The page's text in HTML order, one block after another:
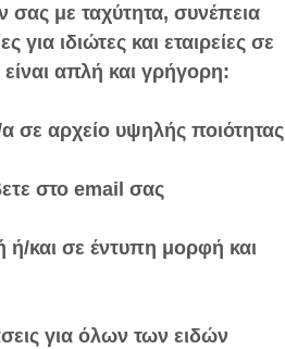
με ταχύτητα, συνέπεια
ιδιώτες και εταιρείες σε
απλή και γρήγορη:
σε αρχείο υψηλής ποιότητας
στο email σας
και σε έντυπη μορφή και
για όλων των ειδών